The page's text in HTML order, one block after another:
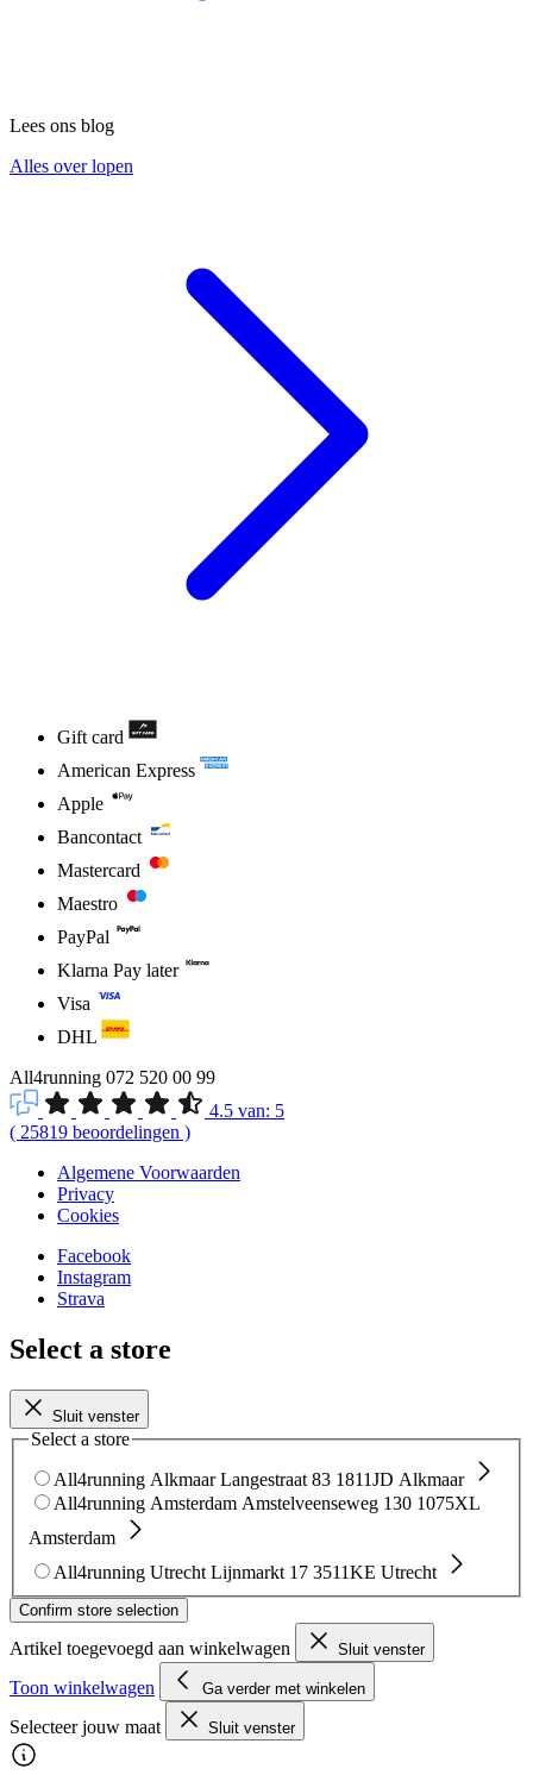
Lees ons blog
Alles over lopen
Gift card
American Express
Apple
Bancontact
Mastercard
Maestro
PayPal
Klarna Pay later
Visa
DHL
All4running 072 520 00 99
4.5 van: 5
( 25819 beoordelingen )
Algemene Voorwaarden
Privacy
Cookies
Facebook
Instagram
Strava
Select a store
Sluit venster
Select a store
All4running Alkmaar Langestraat 83 1811JD Alkmaar
All4running Amsterdam Amstelveenseweg 130 1075XL
Amsterdam
All4running Utrecht Lijnmarkt 17 3511KE Utrecht
Confirm store selection
Artikel toegevoegd aan winkelwagen Sluit venster
Toon winkelwagen Ga verder met winkelen
Selecteer jouw maat Sluit venster